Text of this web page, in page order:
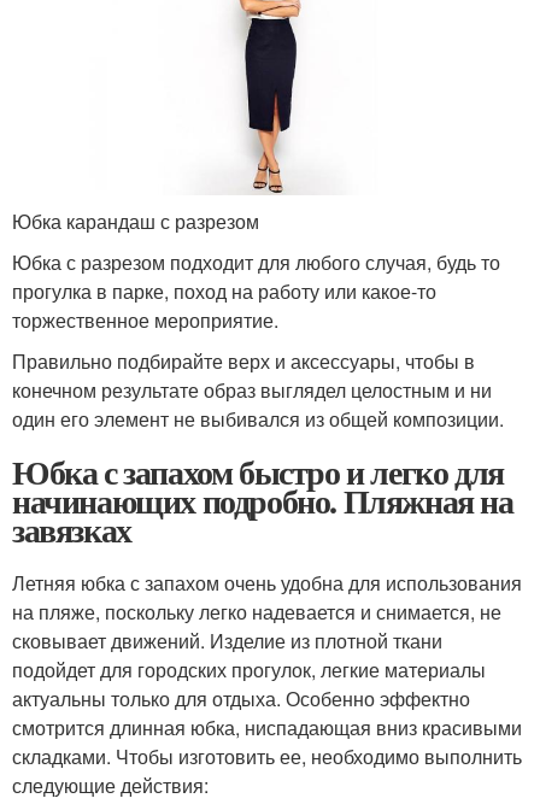
Юбка карандаш с разрезом
Юбка с разрезом подходит для любого случая, будь то
прогулка в парке, поход на работу или какое-то
торжественное мероприятие.
Правильно подбирайте верх и аксессуары, чтобы в
конечном результате образ выглядел целостным и ни
один его элемент не выбивался из общей композиции.
Юбка с запахом быстро и легко для
начинающих подробно. Пляжная на
завязках
Летняя юбка с запахом очень удобна для использования
на пляже, поскольку легко надевается и снимается, не
сковывает движений. Изделие из плотной ткани
подойдет для городских прогулок, легкие материалы
актуальны только для отдыха. Особенно эффектно
смотрится длинная юбка, ниспадающая вниз красивыми
складками. Чтобы изготовить ее, необходимо выполнить
следующие действия: